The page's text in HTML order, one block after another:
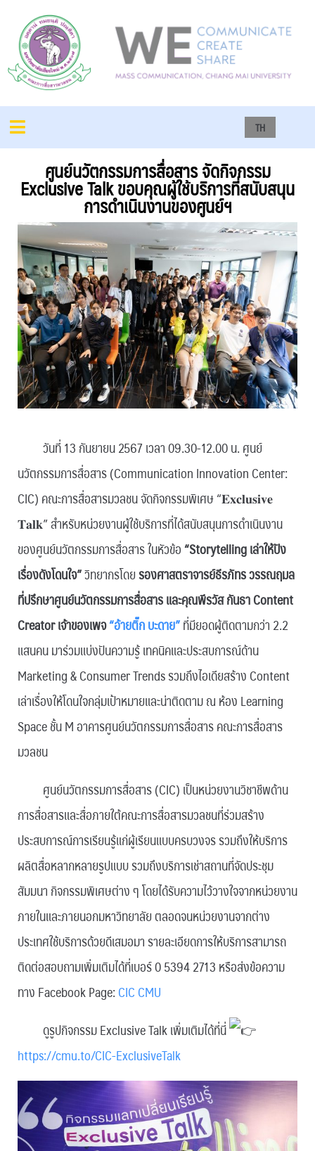
TH
ศูนย์นวัตกรรมการสื่อสาร จัดกิจกรรม
Exclusive Talk ขอบคุณผู้ใช้บริการที่สนับสนุน
การดำเนินงานของศูนย์ฯ
วันที่ 13 กันยายน 2567 เวลา 09.30-12.00 น. ศูนย์
นวัตกรรมการสื่อสาร (Communication Innovation Center:
CIC) คณะการสื่อสารมวลชน จัดกิจกรรมพิเศษ “𝐄𝐱𝐜𝐥𝐮𝐬𝐢𝐯𝐞
𝐓𝐚𝐥𝐤” สำหรับหน่วยงานผู้ใช้บริการที่ได้สนับสนุนการดำเนินงาน
ของศูนย์นวัตกรรมการสื่อสาร ในหัวข้อ“Storytelling เล่าให้ปัง
เรื่องดังโดนใจ”วิทยากรโดยรองศาสตราจารย์ธีรภัทร วรรณฤมล
ที่ปรึกษาศูนย์นวัตกรรมการสื่อสาร และคุณพีรวัส กันธา Content
Creator เจ้าของเพจ“อ้ายติ๊ก บะดาย”ที่มียอดผู้ติดตามกว่า 2.2
แสนคน มาร่วมแบ่งปันความรู้ เทคนิคและประสบการณ์ด้าน
Marketing & Consumer Trends รวมถึงไอเดียสร้าง Content
เล่าเรื่องให้โดนใจกลุ่มเป้าหมายและน่าติดตาม ณ ห้อง Learning
Space ชั้น M อาคารศูนย์นวัตกรรมการสื่อสาร คณะการสื่อสาร
มวลชน
ศูนย์นวัตกรรมการสื่อสาร (CIC) เป็นหน่วยงานวิชาชีพด้าน
การสื่อสารและสื่อภายใต้คณะการสื่อสารมวลชนที่ร่วมสร้าง
ประสบการณ์การเรียนรู้แก่ผู้เรียนแบบครบวงจร รวมถึงให้บริการ
ผลิตสื่อหลากหลายรูปแบบ รวมถึงบริการเช่าสถานที่จัดประชุม
สัมมนา กิจกรรมพิเศษต่าง ๆ โดยได้รับความไว้วางใจจากหน่วยงาน
ภายในและภายนอกมหาวิทยาลัย ตลอดจนหน่วยงานจากต่าง
ประเทศใช้บริการด้วยดีเสมอมา รายละเอียดการให้บริการสามารถ
ติดต่อสอบถามเพิ่มเติมได้ที่เบอร์ 0 5394 2713 หรือส่งข้อความ
ทาง Facebook Page:CIC CMU
ดูรูปกิจกรรม Exclusive Talk เพิ่มเติมได้ที่นี่
https://cmu.to/CIC-ExclusiveTalk